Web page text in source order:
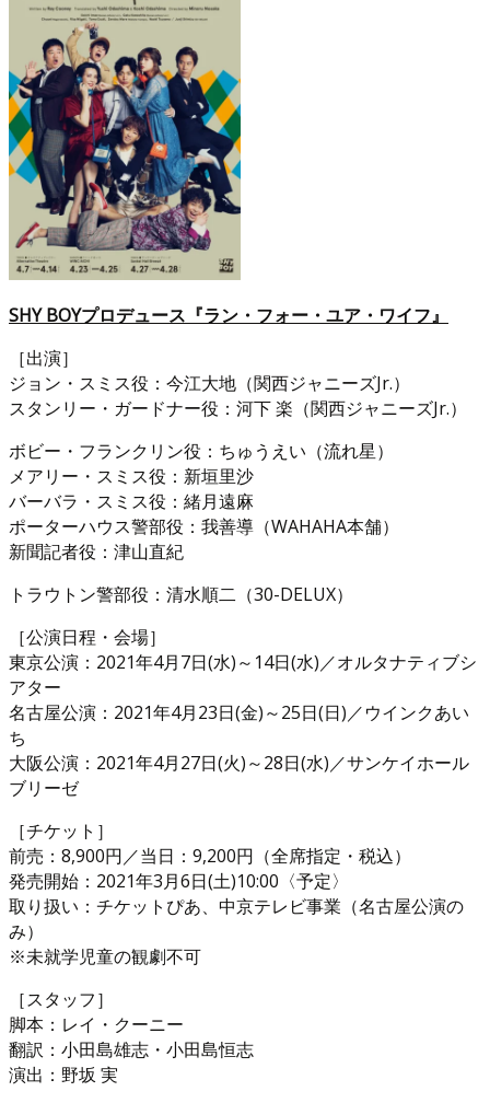
SHY BOYプロデュース『ラン・フォー・ユア・ワイフ』
［出演］
ジョン・スミス役：今江大地（関西ジャニーズJr.）
スタンリー・ガードナー役：河下 楽（関西ジャニーズJr.）
ボビー・フランクリン役：ちゅうえい（流れ星）
メアリー・スミス役：新垣里沙
バーバラ・スミス役：緒月遠麻
ポーターハウス警部役：我善導（WAHAHA本舗）
新聞記者役：津山直紀
トラウトン警部役：清水順二（30-DELUX）
［公演日程・会場］
東京公演：2021年4月7日(水)～14日(水)／オルタナティブシ
アター
名古屋公演：2021年4月23日(金)～25日(日)／ウインクあい
ち
大阪公演：2021年4月27日(火)～28日(水)／サンケイホール
ブリーゼ
［チケット］
前売：8,900円／当日：9,200円（全席指定・税込）
発売開始：2021年3月6日(土)10:00〈予定〉
取り扱い：チケットぴあ、中京テレビ事業（名古屋公演の
み）
※未就学児童の観劇不可
［スタッフ］
脚本：レイ・クーニー
翻訳：小田島雄志・小田島恒志
演出：野坂 実